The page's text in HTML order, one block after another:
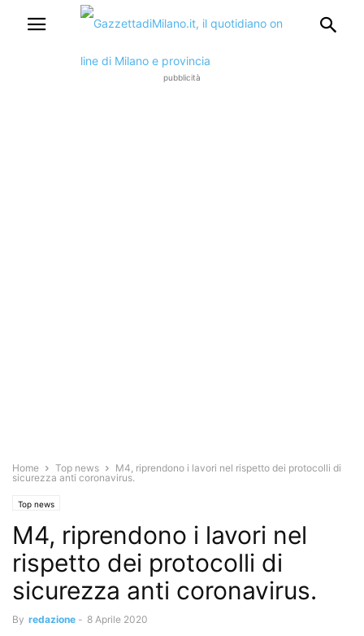
pubblicità
Home Top news
M4, riprendono i lavori nel rispetto dei protocolli di
sicurezza anti coronavirus.
Top news
M4, riprendono i lavori nel
rispetto dei protocolli di
sicurezza anti coronavirus.
By redazione - 8 Aprile 2020